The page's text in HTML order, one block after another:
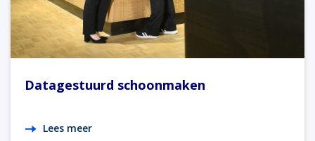
Datagestuurd schoonmaken
Lees meer